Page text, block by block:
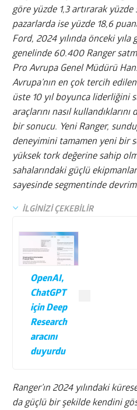
göre yüzde 1,3 artırarak
pazarlarda ise yüzde 18,6
Ford, 2024 yılında önceki yıla
genelinde 60.400 Ranger
Pro Avrupa Genel Müdürü
Avrupa’nın en çok tercih
üste 10 yıl boyunca liderliğini
araçlarını nasıl
bir sonucu. Yeni Ranger,
deneyimini tamamen yeni bir
yüksek tork değerine sahip
sahalarındaki güçlü
sayesinde segmentinde
İLGİNİZİ ÇEKEBİLİR
OpenAI,
ChatGPT
için Deep
Research
aracını
duyurdu
Ranger’ın 2024 yılındaki
da güçlü bir şekilde kendini